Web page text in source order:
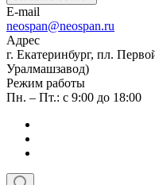
E-mail
neospan@neospan.ru
Адрес
г. Екатеринбург, пл.
Уралмашзавод)
Режим работы
Пн. – Пт.: с 9:00 до 18:00